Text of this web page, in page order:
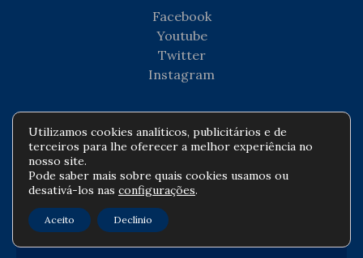
Facebook
Youtube
Twitter
Instagram
Copyright © Todos os direitos reservados -
agenciadenoticiascorporativas.com
Política de privacidade
Contato
Utilizamos cookies analíticos, publicitários e de
terceiros para lhe oferecer a melhor experiência no
nosso site.
Pode saber mais sobre quais cookies usamos ou
desativá-los nas configurações.
Aceito Declínio